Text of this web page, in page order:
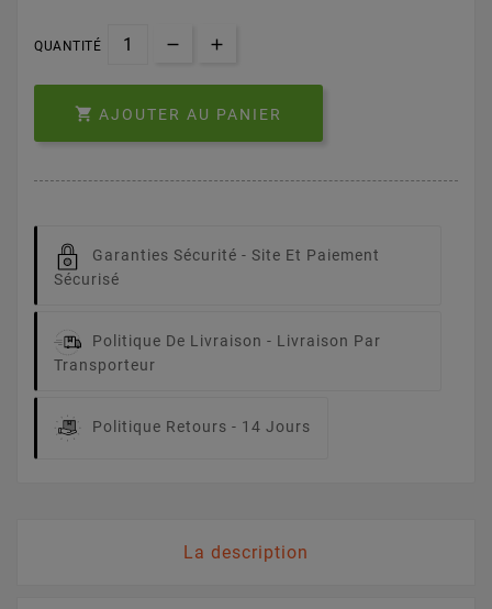
QUANTITÉ
 AJOUTER AU PANIER
Garanties Sécurité - Site Et Paiement
Sécurisé
Politique De Livraison - Livraison Par
Transporteur
Politique Retours - 14 Jours
La description